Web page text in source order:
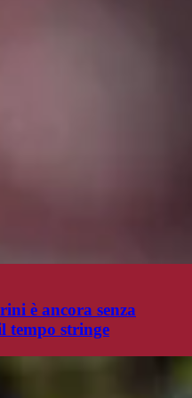
è ancora senza
tempo stringe